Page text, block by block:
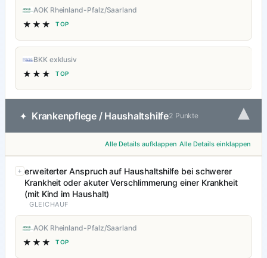
AOK Rheinland-Pfalz/Saarland
★★★ TOP
BKK exklusiv
★★★ TOP
✦ Krankenpflege / Haushaltshilfe2 Punkte ▾
Alle Details aufklappen Alle Details einklappen
erweiterter Anspruch auf Haushaltshilfe bei schwerer
Krankheit oder akuter Verschlimmerung einer Krankheit
(mit Kind im Haushalt)
GLEICHAUF
AOK Rheinland-Pfalz/Saarland
★★★ TOP